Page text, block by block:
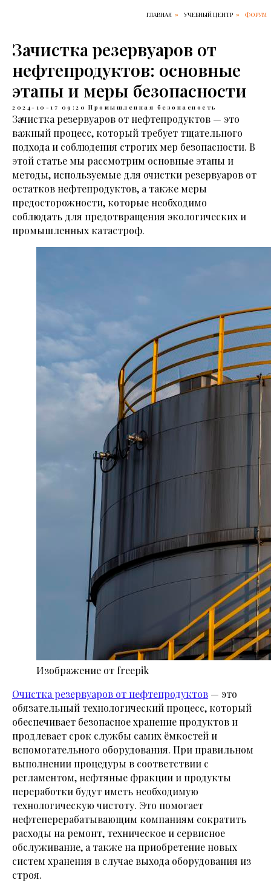
ГЛАВНАЯ » УЧЕБНЫЙ ЦЕНТР » ФОРУМ
Зачистка резервуаров от
нефтепродуктов: основные
этапы и меры безопасности
2024-10-17 09:20 Промышленная безопасность
Зачистка резервуаров от нефтепродуктов — это
важный процесс, который требует тщательного
подхода и соблюдения строгих мер безопасности. В
этой статье мы рассмотрим основные этапы и
методы, используемые для очистки резервуаров от
остатков нефтепродуктов, а также меры
предосторожности, которые необходимо
соблюдать для предотвращения экологических и
промышленных катастроф.
Изображение от freepik
Очистка резервуаров от нефтепродуктов — это
обязательный технологический процесс, который
обеспечивает безопасное хранение продуктов и
продлевает срок службы самих ёмкостей и
вспомогательного оборудования. При правильном
выполнении процедуры в соответствии с
регламентом, нефтяные фракции и продукты
переработки будут иметь необходимую
технологическую чистоту. Это помогает
нефтеперерабатывающим компаниям сократить
расходы на ремонт, техническое и сервисное
обслуживание, а также на приобретение новых
систем хранения в случае выхода оборудования из
строя.